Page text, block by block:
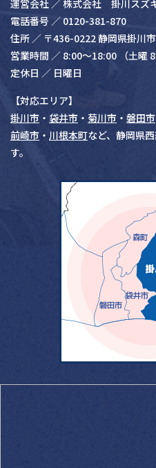
運営会社 ／ 株式会社 掛川スズ
電話番号 ／ 0120-381-870
住所 ／ 〒436-0222 静岡県掛川
営業時間 ／ 8:00〜18:00 （⼟曜
定休⽇ ／ ⽇曜⽇
【対応エリア】
掛川市 ・ 袋井市 ・ 菊川市 ・ 磐田市
前崎市 ・ 川根本町など、静岡県
す。